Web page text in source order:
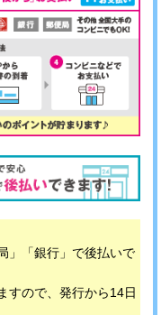
」「銀行」で後払いで
すので、発行から14日